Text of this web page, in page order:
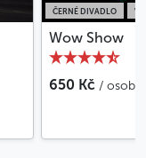
ČERNÉ DIVADLO
Wow Show
650 Kč / osoba